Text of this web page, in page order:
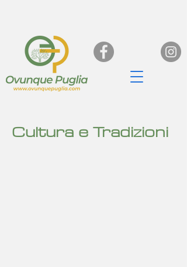
Cultura e Tradizioni